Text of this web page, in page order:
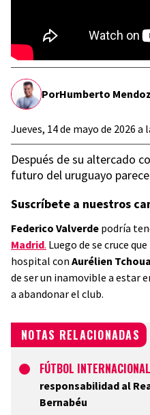
PorHumberto
Jueves, 14 de mayo de 2026 a
Después de su altercado
futuro del uruguayo
Suscríbete a nuestros
Federico Valverde podría
Madrid. Luego de se cruce
hospital con Aurélien
de ser un inamovible a estar
a abandonar el club.
NOTAS RELACIONADAS
FÚTBOL INTERNACIONAL
responsabilidad al
Bernabéu